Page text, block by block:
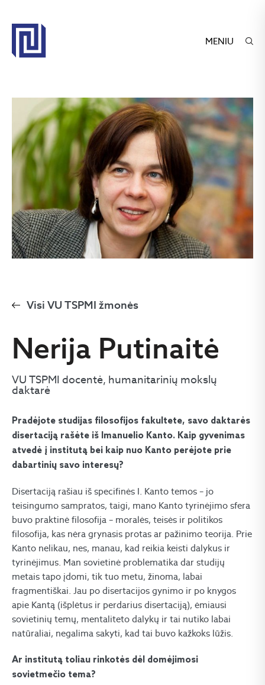
MENIU
Visi VU TSPMI žmonės
Nerija Putinaitė
VU TSPMI docentė, humanitarinių mokslų
daktarė
Pradėjote studijas filosofijos fakultete, savo daktarės
disertaciją rašėte iš Imanuelio Kanto. Kaip gyvenimas
atvedė į institutą bei kaip nuo Kanto perėjote prie
dabartinių savo interesų?
Disertaciją rašiau iš specifinės I. Kanto temos – jo
teisingumo sampratos, taigi, mano Kanto tyrinėjimo sfera
buvo praktinė filosofija – moralės, teisės ir politikos
filosofija, kas nėra grynasis protas ar pažinimo teorija. Prie
Kanto nelikau, nes, manau, kad reikia keisti dalykus ir
tyrinėjimus. Man sovietinė problematika dar studijų
metais tapo įdomi, tik tuo metu, žinoma, labai
fragmentiškai. Jau po disertacijos gynimo ir po knygos
apie Kantą (išplėtus ir perdarius disertaciją), ėmiausi
sovietinių temų, mentaliteto dalykų ir tai nutiko labai
natūraliai, negalima sakyti, kad tai buvo kažkoks lūžis.
Ar institutą toliau rinkotės dėl domėjimosi
sovietmečio tema?